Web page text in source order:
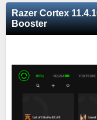
Razer Cortex
Booster